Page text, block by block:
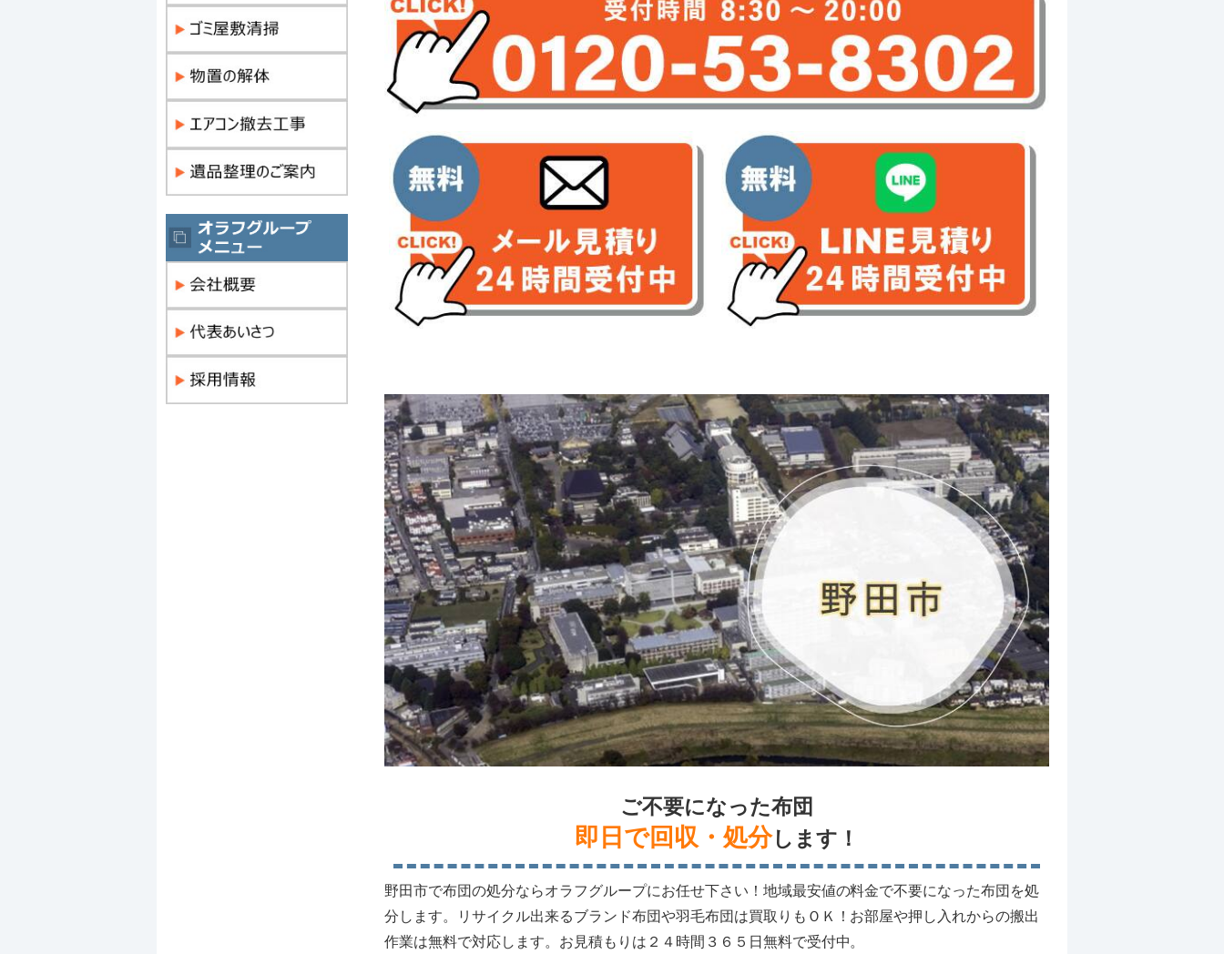
ご不要になった布団
即日で回収・処分します！
野田市で布団の処分ならオラフグループにお任せ下さい！地域最安値の料金で不要になった布団を処
分します。リサイクル出来るブランド布団や羽毛布団は買取りもＯＫ！お部屋や押し入れからの搬出
作業は無料で対応します。お見積もりは２４時間３６５日無料で受付中。